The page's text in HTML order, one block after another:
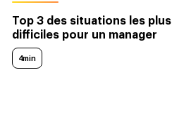
Top 3 des situations les plus
difficiles pour un manager
4min